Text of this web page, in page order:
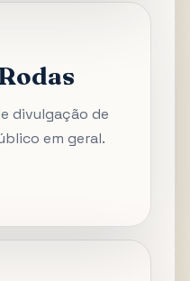
divulgação de
em geral.